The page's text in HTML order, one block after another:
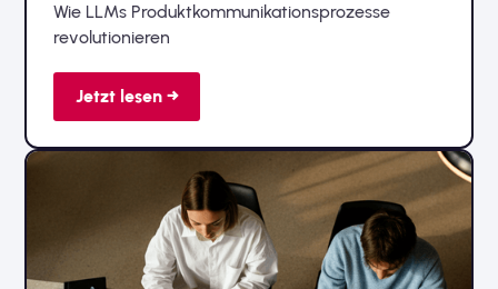
Wie LLMs Produktkommunikationsprozesse
revolutionieren
Jetzt lesen →